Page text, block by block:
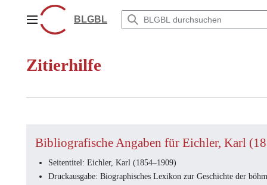
springenHauptmenüBLGBL
Zitierhilfe
Bibliografische Angaben für Eichler, Karl
Seitentitel: Eichler, Karl (1854–1909)
Druckausgabe: Biographisches Lexikon zur Geschichte der